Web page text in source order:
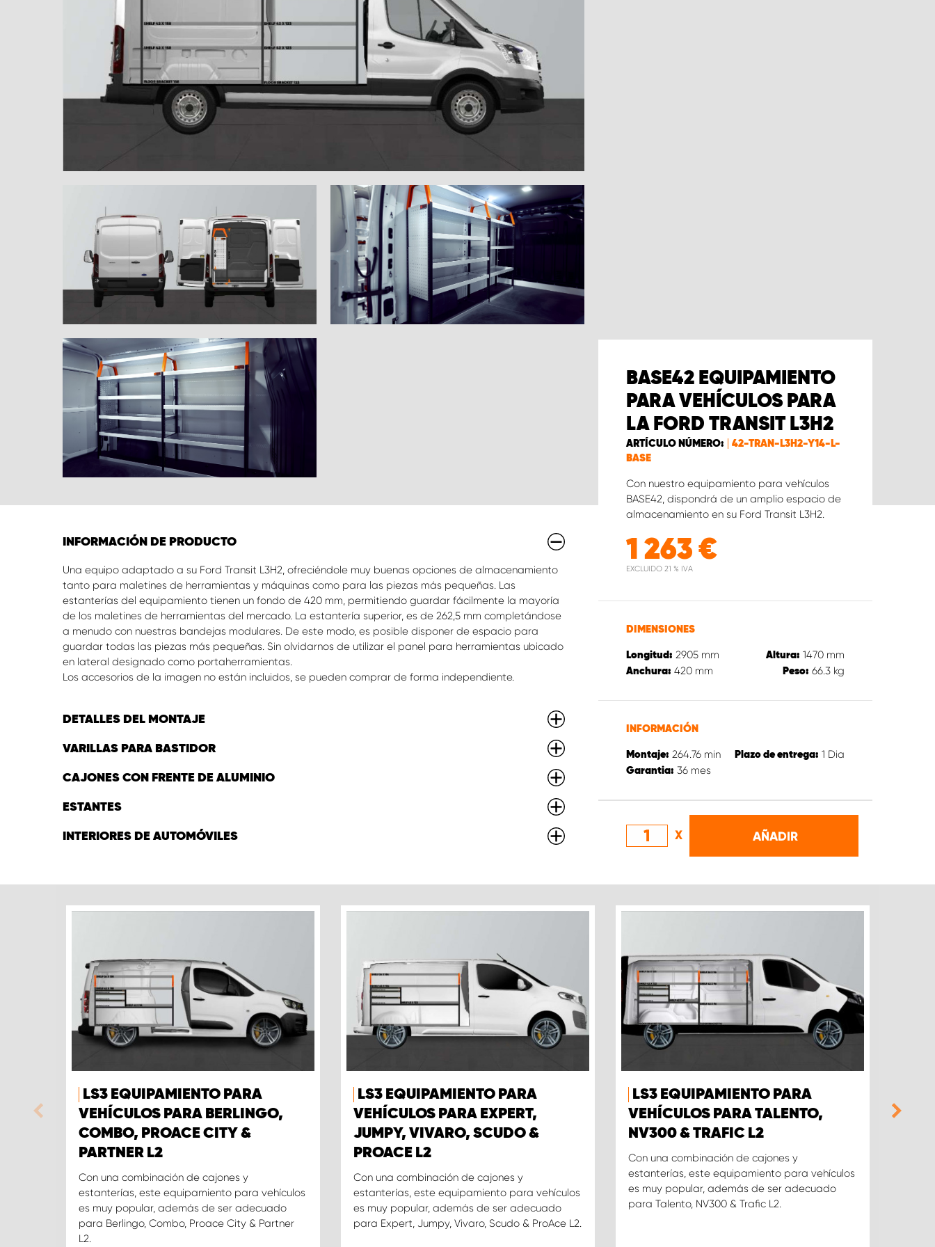
BASE42 EQUIPAMIENTO
PARA VEHÍCULOS PARA
LA FORD TRANSIT L3H2
ARTÍCULO NÚMERO:
42-TRAN-L3H2-Y14-L-
BASE
Con nuestro equipamiento para vehículos
BASE42, dispondrá de un amplio espacio de
almacenamiento en su Ford Transit L3H2.
1 263 €
EXCLUIDO 21 % IVA
DIMENSIONES
Longitud: 2905 mm Altura: 1470 mm
Anchura: 420 mm Peso: 66.3 kg
INFORMACIÓN
Montaje: 264.76 min Plazo de entrega: 1 Dia
Garantia: 36 mes
X AÑADIR
INFORMACIÓN DE PRODUCTO
Una equipo adaptado a su Ford Transit L3H2, ofreciéndole muy buenas opciones de almacenamiento
tanto para maletines de herramientas y máquinas como para las piezas más pequeñas. Las
estanterías del equipamiento tienen un fondo de 420 mm, permitiendo guardar fácilmente la mayoría
de los maletines de herramientas del mercado. La estantería superior, es de 262,5 mm completándose
a menudo con nuestras bandejas modulares. De este modo, es posible disponer de espacio para
guardar todas las piezas más pequeñas. Sin olvidarnos de utilizar el panel para herramientas ubicado
en lateral designado como portaherramientas.
Los accesorios de la imagen no están incluidos, se pueden comprar de forma independiente.
DETALLES DEL MONTAJE
VARILLAS PARA BASTIDOR
CAJONES CON FRENTE DE ALUMINIO
ESTANTES
INTERIORES DE AUTOMÓVILES
LS3 EQUIPAMIENTO PARA
VEHÍCULOS PARA BERLINGO,
COMBO, PROACE CITY &
PARTNER L2
Con una combinación de cajones y
estanterías, este equipamiento para vehículos
es muy popular, además de ser adecuado
para Berlingo, Combo, Proace City & Partner
L2.
LS3 EQUIPAMIENTO PARA
VEHÍCULOS PARA EXPERT,
JUMPY, VIVARO, SCUDO &
PROACE L2
Con una combinación de cajones y
estanterías, este equipamiento para vehículos
es muy popular, además de ser adecuado
para Expert, Jumpy, Vivaro, Scudo & ProAce L2.
LS3 EQUIPAMIENTO PARA
VEHÍCULOS PARA TALENTO,
NV300 & TRAFIC L2
Con una combinación de cajones y
estanterías, este equipamiento para vehículos
es muy popular, además de ser adecuado
para Talento, NV300 & Trafic L2.